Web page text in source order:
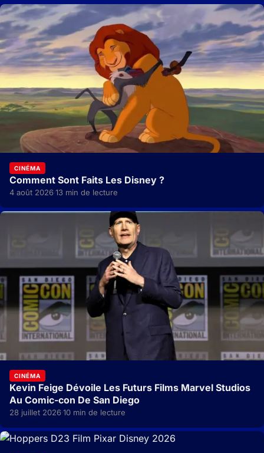
CINÉMA
Comment Sont Faits Les Disney ?
4 août 2026·13 min de lecture
CINÉMA
Kevin Feige Dévoile Les Futurs Films Marvel Studios
Au Comic-con De San Diego
28 juillet 2026·10 min de lecture